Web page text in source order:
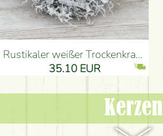
Rustikaler weißer Trockenkranz (35 cm) - Blumenlieferung Budapest
35.10 EUR
Kerzen